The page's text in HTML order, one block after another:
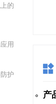
的
用
护
产